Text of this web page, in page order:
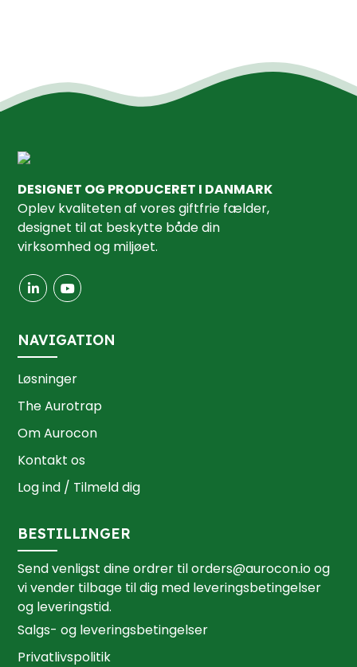
DESIGNET OG PRODUCERET I DANMARK
Oplev kvaliteten af ​​vores giftfrie fælder,
designet til at beskytte både din
virksomhed og miljøet.
NAVIGATION
Løsninger
The Aurotrap
Om Aurocon
Kontakt os
Log ind / Tilmeld dig
BESTILLINGER
Send venligst dine ordrer tilorders@aurocon.ioog
vi vender tilbage til dig med leveringsbetingelser
og leveringstid.
Salgs- og leveringsbetingelser
Privatlivspolitik